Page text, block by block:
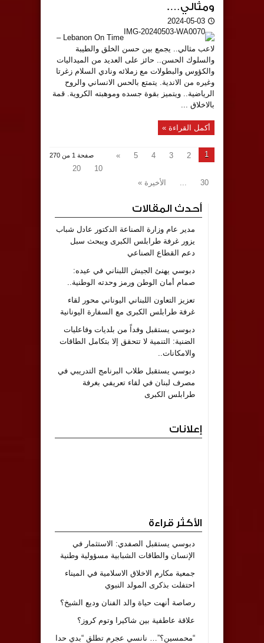
ومثالي….
2024-05-03
Lebanon On Time –
لاعب مثالي.. يجمع بين حسن الخلق والطيبة
والسلوك الحسن.. حائز على العديد من الميداليات
والكؤوس والبطولات مع زملائه ونادي السلام زغرتا
وغيره من الاندية. يتمتع بالحس الانساني والروح
الرياضية.. ويتميز بقوة جسده وموهبته الكروية. قمة
بالاخلاق ...
أكمل القراءة »
صفحة 1 من 270 1
2
3
4
5
»
10
20
30
الأخيرة »
أحدث المقالات
مدير عام وزارة الصناعة الدكتور عادل شباب
يزور غرفة طرابلس الكبرى ويبحث سبل
دعم القطاع الصناعي
دبوسي يهنئ الجيش اللبناني في عيده:
صمام أمان الوطن ورمز وحدته الوطنية..
تعزيز التعاون اللبناني اليوناني محور لقاء
غرفة طرابلس الكبرى مع السفارة اليونانية
دبوسي يستقبل وفداً من بلديات وفاعليات
الضنية: التنمية لا تتحقق إلا بتكامل الطاقات
والامكانات..
دبوسي يستقبل طلاب البرنامج التدريبي في
مصرف لبنان في لقاء تعريفي بغرفة
طرابلس الكبرى
إعلانات
الأكثر قراءة
دبوسي يستقبل الصفدي: الاستثمار في
الإنسان والطاقات الشبابية مسؤولية وطنية
جمعية مكارم الاخلاق الاسلامية في الميناء
احتفلت بذكرى المولد النبوي
رصاصة أنهت حياة والد الفنان وديع الشيخ؟
علاقة عاطفية بين شاكيرا وتوم كروز؟
“محمسين؟”… نانسي عجرم تطلق “بدي حدا